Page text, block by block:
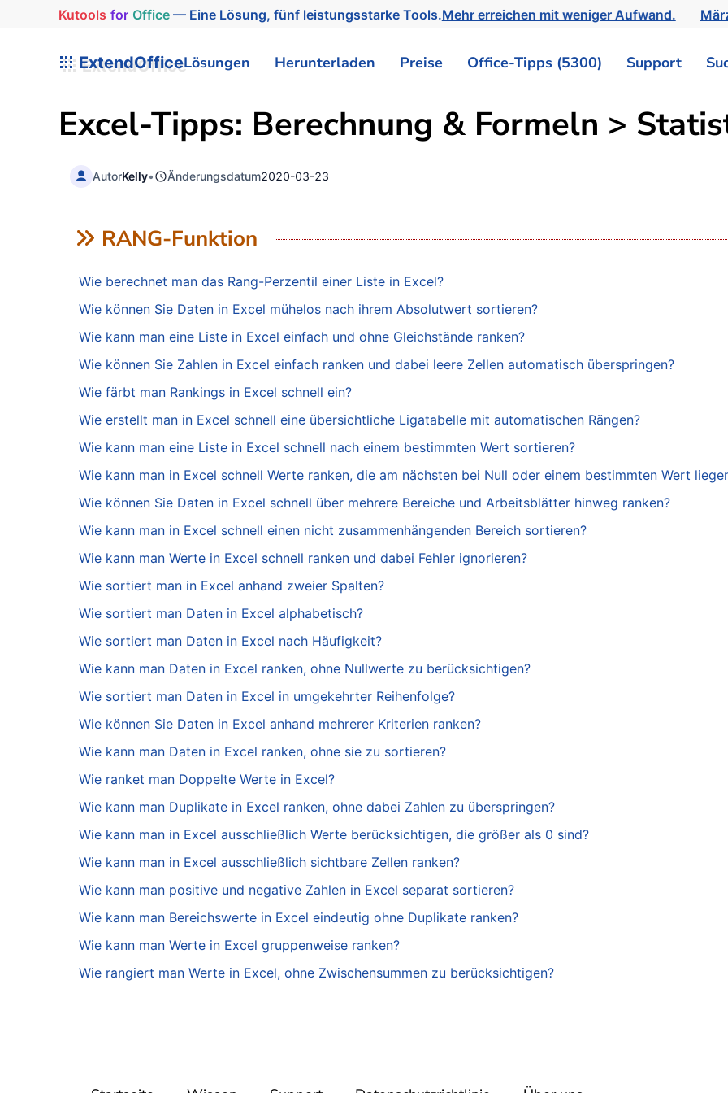
Kutools for Office— Eine Lösung, fünf leistungsstarke Tools.Mehr erreichen mit weniger Aufwand.
ExtendOfficeLösungen Herunterladen Preise Office-Tipps (5300) Support
Excel-Tipps: Berechnung & Formeln >
AutorKelly• Änderungsdatum2020-03-23
RANG-Funktion
Wie berechnet man das Rang-Perzentil einer Liste in Excel?
Wie können Sie Daten in Excel mühelos nach ihrem Absolutwert sortieren?
Wie kann man eine Liste in Excel einfach und ohne Gleichstände ranken?
Wie können Sie Zahlen in Excel einfach ranken und dabei leere Zellen automatisch überspringen?
Wie färbt man Rankings in Excel schnell ein?
Wie erstellt man in Excel schnell eine übersichtliche Ligatabelle mit automatischen Rängen?
Wie kann man eine Liste in Excel schnell nach einem bestimmten Wert sortieren?
Wie kann man in Excel schnell Werte ranken, die am nächsten bei Null oder einem bestimmten Wert
Wie können Sie Daten in Excel schnell über mehrere Bereiche und Arbeitsblätter hinweg ranken?
Wie kann man in Excel schnell einen nicht zusammenhängenden Bereich sortieren?
Wie kann man Werte in Excel schnell ranken und dabei Fehler ignorieren?
Wie sortiert man in Excel anhand zweier Spalten?
Wie sortiert man Daten in Excel alphabetisch?
Wie sortiert man Daten in Excel nach Häufigkeit?
Wie kann man Daten in Excel ranken, ohne Nullwerte zu berücksichtigen?
Wie sortiert man Daten in Excel in umgekehrter Reihenfolge?
Wie können Sie Daten in Excel anhand mehrerer Kriterien ranken?
Wie kann man Daten in Excel ranken, ohne sie zu sortieren?
Wie ranket man Doppelte Werte in Excel?
Wie kann man Duplikate in Excel ranken, ohne dabei Zahlen zu überspringen?
Wie kann man in Excel ausschließlich Werte berücksichtigen, die größer als 0 sind?
Wie kann man in Excel ausschließlich sichtbare Zellen ranken?
Wie kann man positive und negative Zahlen in Excel separat sortieren?
Wie kann man Bereichswerte in Excel eindeutig ohne Duplikate ranken?
Wie kann man Werte in Excel gruppenweise ranken?
Wie rangiert man Werte in Excel, ohne Zwischensummen zu berücksichtigen?